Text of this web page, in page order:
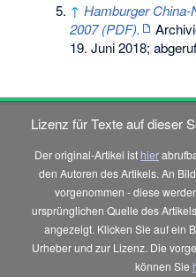
↑ Hamburger China-
2007 (PDF).
19. Juni 2018;
Lizenz für Texte auf dieser
Der original-Artikel ist hier
den Autoren des Artikels. An
vorgenommen - diese
ursprünglichen Quelle des
angezeigt. Klicken Sie auf ein
Urheber und zur Lizenz. Die
können Sie